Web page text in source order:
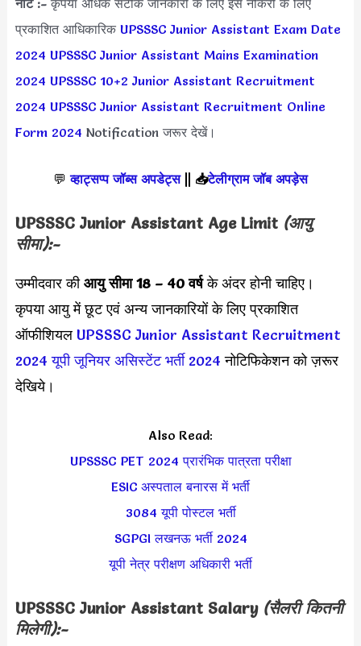
नोट :-कृपया अधिक सटीक जानकारी के लिए इस नौकरी के लिए
प्रकाशित आधिकारिक UPSSSC Junior Assistant Exam Date
2024 UPSSSC Junior Assistant Mains Examination
2024 UPSSSC 10+2 Junior Assistant Recruitment
2024 UPSSSC Junior Assistant Recruitment Online
Form 2024 Notification जरूर देखें।
💬 व्हाट्सप्प जॉब्स अपडेट्स|| 📥टेलीग्राम जॉब अपड़ेस
UPSSSC Junior Assistant Age Limit (आयु
सीमा):-
उम्मीदवार कीआयु सीमा 18 – 40 वर्षके अंदर होनी चाहिए।
कृपया आयु में छूट एवं अन्य जानकारियों के लिए प्रकाशित
ऑफीशियल UPSSSC Junior Assistant Recruitment
2024यूपी जूनियर असिस्टेंट भर्ती 2024 नोटिफिकेशन को ज़रूर
देखिये।
Also Read:
UPSSSC PET 2024 प्रारंभिक पात्रता परीक्षा
ESIC अस्पताल बनारस में भर्ती
3084 यूपी पोस्टल भर्ती
SGPGI लखनऊ भर्ती 2024
यूपी नेत्र परीक्षण अधिकारी भर्ती
UPSSSC Junior Assistant Salary (सैलरी कितनी
मिलेगी):-